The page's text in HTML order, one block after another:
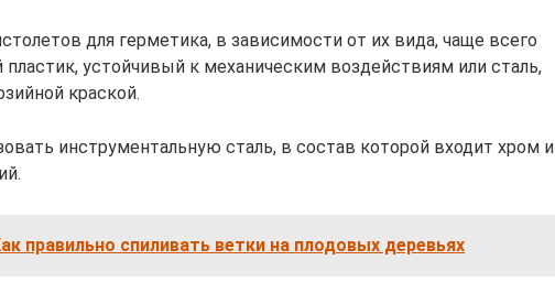
для герметика, в зависимости от их вида, чаще всего
устойчивый к механическим воздействиям или сталь,
краской.
инструментальную сталь, в состав которой входит хром и
правильно спиливать ветки на плодовых деревьях